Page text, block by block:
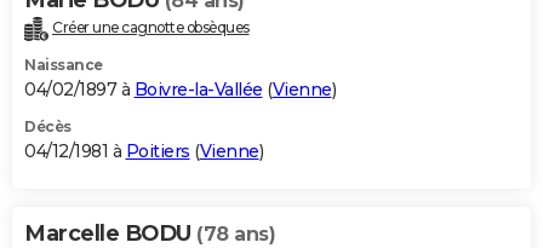
Créer une cagnotte obsèques
Naissance
04/02/1897 à Boivre-la-Vallée (Vienne)
Décès
04/12/1981 à Poitiers (Vienne)
Marcelle BODU (78 ans)